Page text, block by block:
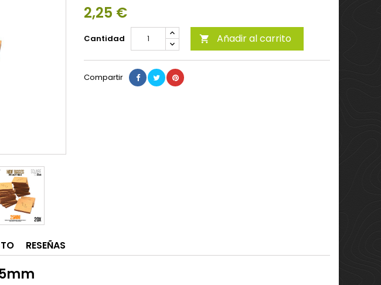
2,25 €
Cantidad  Añadir al carrito
Compartir
RESEÑAS